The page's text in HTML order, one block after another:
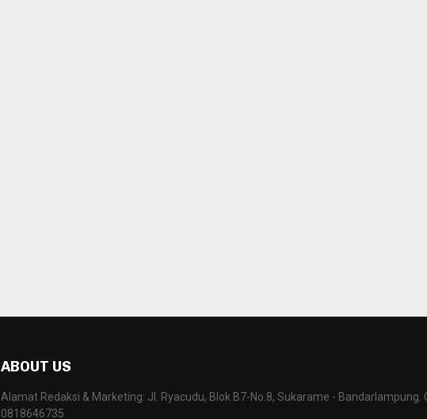
ABOUT US
Alamat Redaksi & Marketing: Jl. Ryacudu, Blok B7-No.8, Sukarame - Bandarlampung.
0818646735